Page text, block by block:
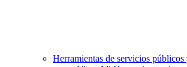
Herramientas de servicios públicos